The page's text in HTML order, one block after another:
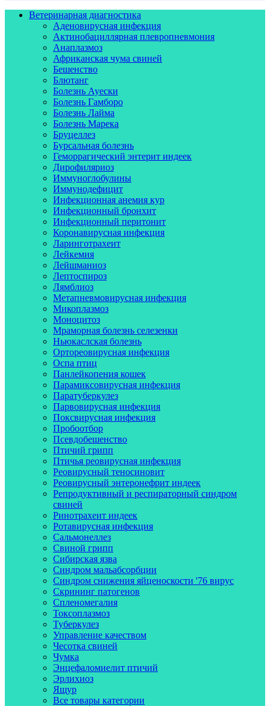
Ветеринарная диагностика
Аденовирусная инфекция
Актинобациллярная плевропневмония
Анаплазмоз
Африканская чума свиней
Бешенство
Блютанг
Болезнь Ауески
Болезнь Гамборо
Болезнь Лайма
Болезнь Марека
Бруцеллез
Бурсальная болезнь
Геморрагический энтерит индеек
Дирофиляриоз
Иммуноглобулины
Иммунодефицит
Инфекционная анемия кур
Инфекционный бронхит
Инфекционный перитонит
Коронавирусная инфекция
Ларинготрахеит
Лейкемия
Лейшманиоз
Лептоспироз
Лямблиоз
Метапневмовирусная инфекция
Микоплазмоз
Моноцитоз
Мраморная болезнь селезенки
Ньюкаслская болезнь
Ортореовирусная инфекция
Оспа птиц
Панлейкопения кошек
Парамиксовирусная инфекция
Паратуберкулез
Парвовирусная инфекция
Поксвирусная инфекция
Пробоотбор
Псевдобешенство
Птичий грипп
Птичья реовирусная инфекция
Реовирусный теносиновит
Реовирусный энтеронефрит индеек
Репродуктивный и респираторный синдром
свиней
Ринотрахеит индеек
Ротавирусная инфекция
Сальмонеллез
Свиной грипп
Сибирская язва
Синдром мальабсорбции
Синдром снижения яйценоскости '76 вирус
Скрининг патогенов
Спленомегалия
Токсоплазмоз
Туберкулез
Управление качеством
Чесотка свиней
Чумка
Энцефаломиелит птичий
Эрлихиоз
Ящур
Все товары категории